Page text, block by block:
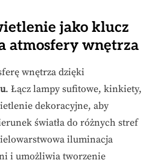
jako klucz
atmosfery wnętrza
wnętrza dzięki
. Łącz lampy sufitowe, kinkiety,
dekoracyjne, aby
światła do różnych stref
iluminacja
i umożliwia tworzenie